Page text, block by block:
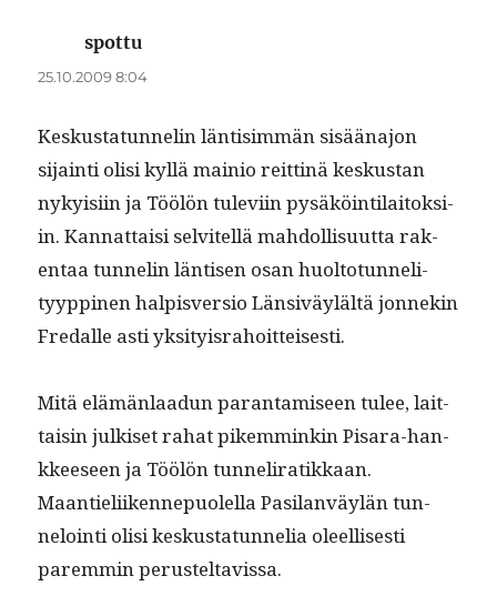
spottu
25.10.2009 8:04
Keskus­tatun­nelin län­tisim­män sisää­na­jon
sijain­ti olisi kyl­lä mainio reit­tinä keskus­tan
nyky­isi­in ja Töölön tule­vi­in pysäköin­ti­laitok­si­
in. Kan­nat­taisi selvitel­lä mah­dol­lisu­ut­ta rak­
en­taa tun­nelin län­tisen osan huolto­tun­neli­
tyyp­pinen halpisver­sio Län­siväylältä jon­nekin
Fredalle asti yksityisrahoitteisesti.
Mitä elämän­laadun paran­tamiseen tulee, lait­
taisin julkiset rahat pikem­minkin Pis­ara-han­
kkeeseen ja Töölön tun­neli­ratikkaan.
Maantieli­iken­nepuolel­la Pasi­lan­väylän tun­
neloin­ti olisi keskus­tatun­nelia oleel­lis­es­ti
parem­min perusteltavissa.